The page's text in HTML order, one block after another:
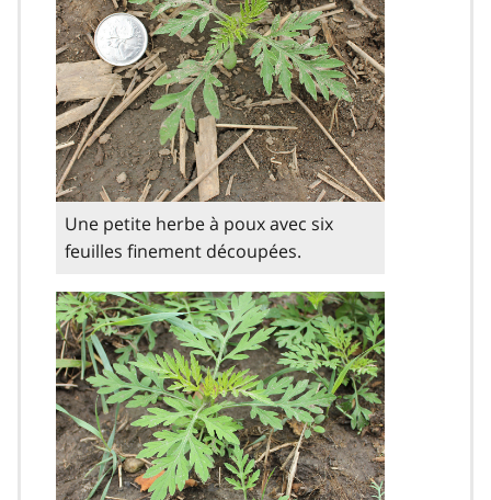
Une petite herbe à poux avec six
feuilles finement découpées.